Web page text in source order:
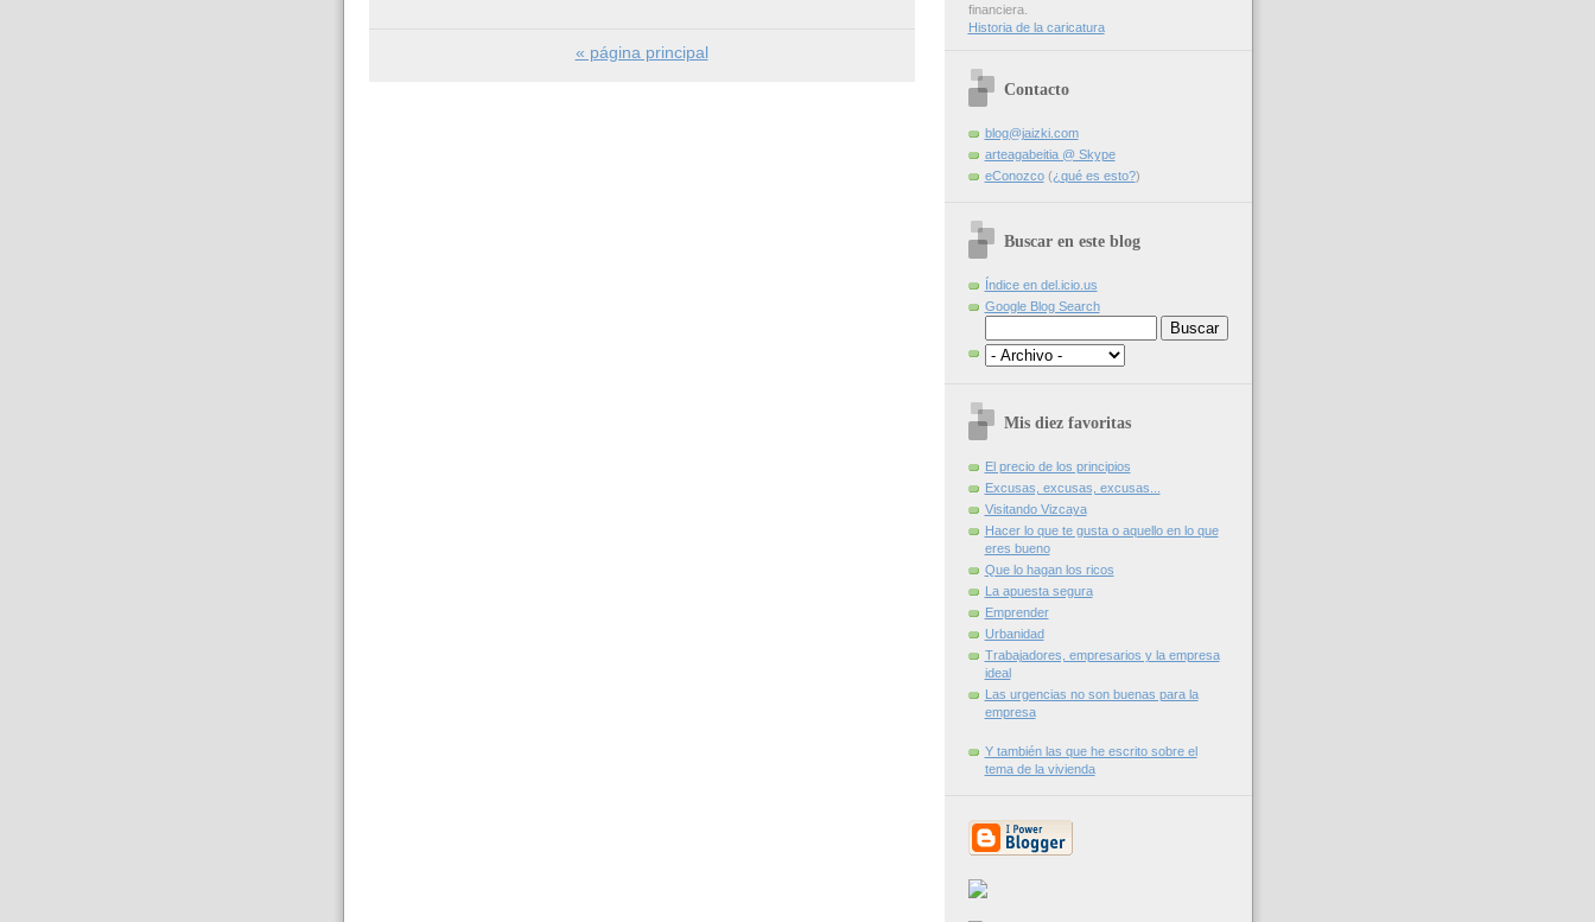
« página principal
financiera.
Historia de la caricatura
Contacto
blog@jaizki.com
arteagabeitia @ Skype
eConozco(¿qué es esto?)
Buscar en este blog
Índice en del.icio.us
Google Blog Search
Mis diez favoritas
El precio de los principios
Excusas, excusas, excusas...
Visitando Vizcaya
Hacer lo que te gusta o aquello en lo que
eres bueno
Que lo hagan los ricos
La apuesta segura
Emprender
Urbanidad
Trabajadores, empresarios y la empresa
ideal
Las urgencias no son buenas para la
empresa
Y también las que he escrito sobre el
tema de la vivienda